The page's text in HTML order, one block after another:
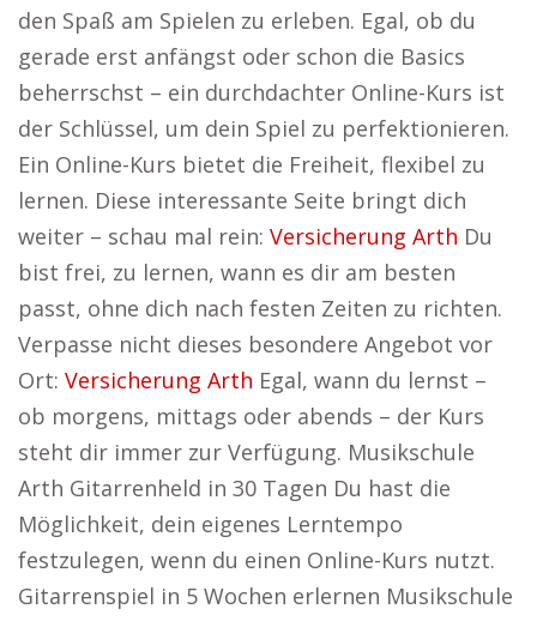
den Spaß am Spielen zu erleben. Egal, ob du
gerade erst anfängst oder schon die Basics
beherrschst – ein durchdachter Online-Kurs ist
der Schlüssel, um dein Spiel zu perfektionieren.
Ein Online-Kurs bietet die Freiheit, flexibel zu
lernen. Diese interessante Seite bringt dich
weiter – schau mal rein: Versicherung Arth Du
bist frei, zu lernen, wann es dir am besten
passt, ohne dich nach festen Zeiten zu richten.
Verpasse nicht dieses besondere Angebot vor
Ort: Versicherung Arth Egal, wann du lernst –
ob morgens, mittags oder abends – der Kurs
steht dir immer zur Verfügung. Musikschule
Arth Gitarrenheld in 30 Tagen Du hast die
Möglichkeit, dein eigenes Lerntempo
festzulegen, wenn du einen Online-Kurs nutzt.
Gitarrenspiel in 5 Wochen erlernen Musikschule